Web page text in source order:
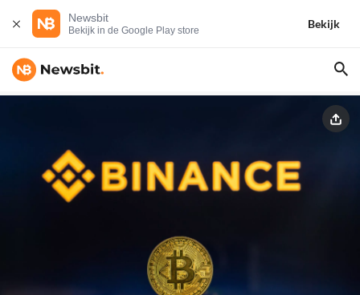
Newsbit
Bekijk in de Google Play store
Bekijk